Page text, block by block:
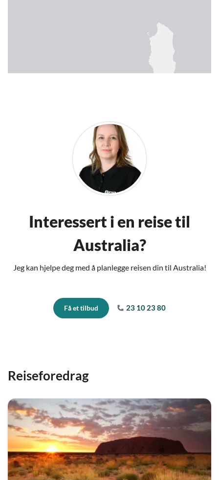
Interessert i en reise til
Australia?
Jeg kan hjelpe deg med å planlegge reisen din til Australia!
Få et tilbud 23 10 23 80
Reiseforedrag